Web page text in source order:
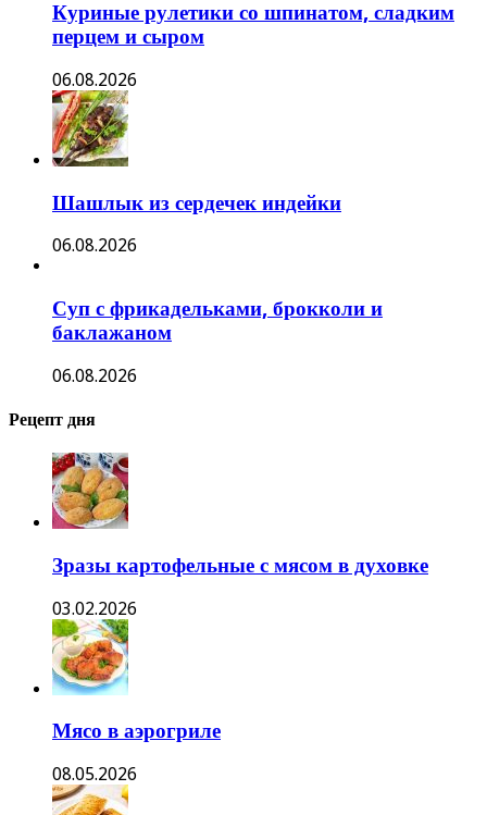
Куриные рулетики со шпинатом, сладким
перцем и сыром
06.08.2026
Шашлык из сердечек индейки
06.08.2026
Суп с фрикадельками, брокколи и
баклажаном
06.08.2026
Рецепт дня
Зразы картофельные с мясом в духовке
03.02.2026
Мясо в аэрогриле
08.05.2026